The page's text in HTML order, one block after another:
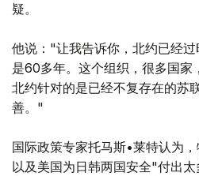
疑。
他说："让我告诉你，北约已经
是60多年。这个组织，很多国家
北约针对的是已经不复存在的苏
善。"
国际政策专家托马斯•莱特认为
以及美国为日韩两国安全"付出